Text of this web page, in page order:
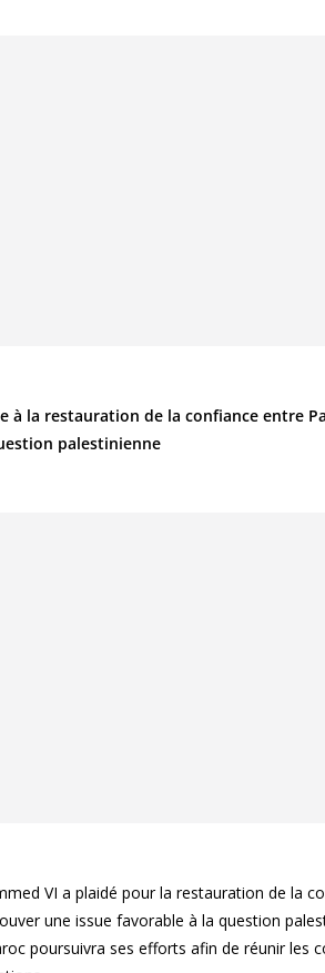
à la restauration de la confiance entre
palestinienne
VI a plaidé pour la restauration de la
une issue favorable à la question
poursuivra ses efforts afin de réunir les